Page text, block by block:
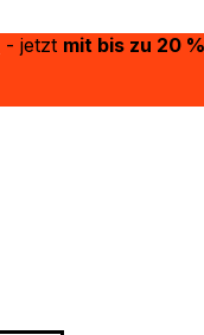
- jetzt mit bis zu 20 %